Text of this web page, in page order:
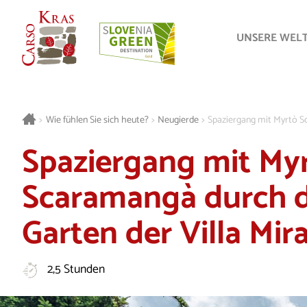
UNSERE
> Wie fühlen Sie sich heute? > Neugierde > Spaziergang mit Myrtò
Spaziergang mit
Scaramangà durch
Garten der Villa
2,5 Stunden